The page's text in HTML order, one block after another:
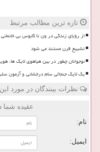
تازه ترین مطالب مرتبط
از رؤیای زندگی در ون تا کابوس بی
تشییع قرن مستند می شود
نوجوانان چطور در بین هیاهوی لایک ها،
یک لایک جنجالی سام درخشانی و آزمون
نظرات بینندگان در مورد
عقیده شما
نام:
ایمیل: